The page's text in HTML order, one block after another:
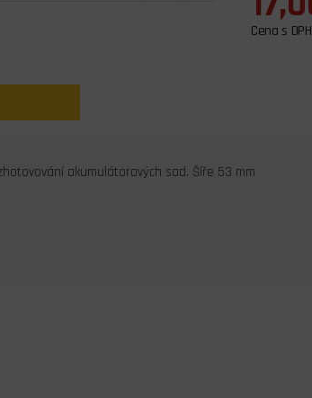
Cena s DPH
akumulátorových sad. Šíře 53 mm